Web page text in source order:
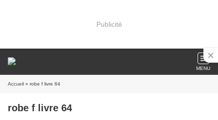
Publicité
MENU
Accueil » robe f livre 64
robe f livre 64